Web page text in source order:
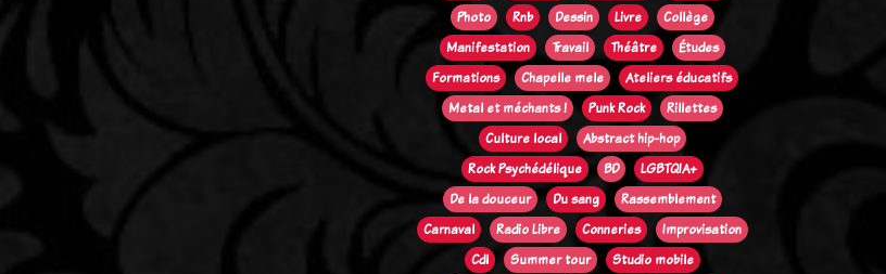
Photo
Rnb Dessin Livre
Collège
Manifestation
Travail Théâtre
Études
Formations
Chapelle mele
Ateliers éducatifs
Metal et méchants !
Punk Rock
Rillettes
Culture local
Abstract hip-hop
Rock Psychédélique
BD
LGBTQIA+
De la douceur
Du sang
Rassemblement
Carnaval
Radio Libre Conneries
Improvisation
Cdl
Summer tour
Studio mobile